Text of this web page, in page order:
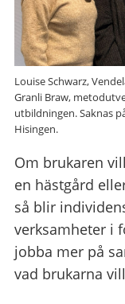
Louise Schwarz,
Granli Braw,
utbildningen. Saknas
Hisingen.
Om brukaren
en hästgård
så blir
verksamheter i
jobba mer på
vad brukarna